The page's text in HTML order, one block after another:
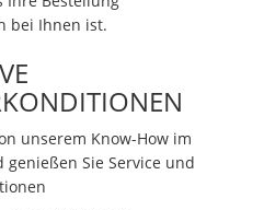
bei Ihnen ist.
unserem Know-How im
genießen Sie Service und